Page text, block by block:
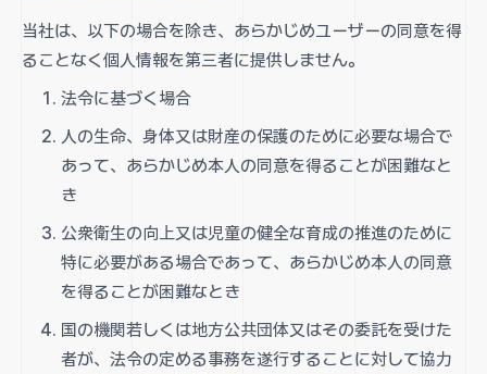
当社は、以下の場合を除き、あらかじめユーザーの同意を得
ることなく個人情報を第三者に提供しません。
法令に基づく場合
人の生命、身体又は財産の保護のために必要な場合で
あって、あらかじめ本人の同意を得ることが困難なと
き
公衆衛生の向上又は児童の健全な育成の推進のために
特に必要がある場合であって、あらかじめ本人の同意
を得ることが困難なとき
国の機関若しくは地方公共団体又はその委託を受けた
者が、法令の定める事務を遂行することに対して協力